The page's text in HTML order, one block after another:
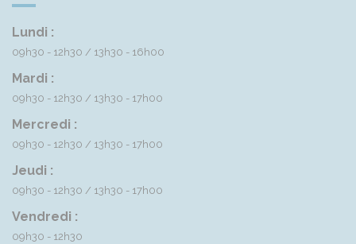
Lundi :
09h30 - 12h30 13h30 - 16h00
Mardi :
09h30 - 12h30 13h30 - 17h00
Mercredi :
09h30 - 12h30 13h30 - 17h00
Jeudi :
09h30 - 12h30 13h30 - 17h00
Vendredi :
09h30 - 12h30